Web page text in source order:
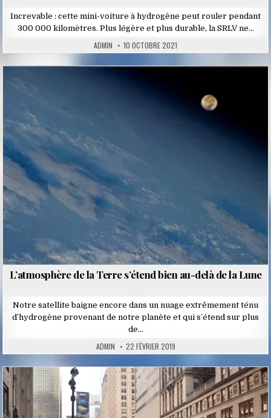
Increvable : cette mini-voiture à hydrogène peut rouler pendant
300 000 kilomètres. Plus légère et plus durable, la SRLV ne…
ADMIN 10 OCTOBRE 2021
L’atmosphère de la Terre s’étend bien au-delà de la Lune
Notre satellite baigne encore dans un nuage extrêmement ténu
d’hydrogène provenant de notre planète et qui s’étend sur plus
de…
ADMIN 22 FÉVRIER 2019
Posted